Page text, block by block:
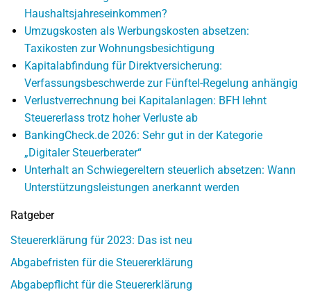
Haushaltsjahreseinkommen?
Umzugskosten als Werbungskosten absetzen:
Taxikosten zur Wohnungsbesichtigung
Kapitalabfindung für Direktversicherung:
Verfassungsbeschwerde zur Fünftel-Regelung anhängig
Verlustverrechnung bei Kapitalanlagen: BFH lehnt
Steuererlass trotz hoher Verluste ab
BankingCheck.de 2026: Sehr gut in der Kategorie
„Digitaler Steuerberater“
Unterhalt an Schwiegereltern steuerlich absetzen: Wann
Unterstützungsleistungen anerkannt werden
Ratgeber
Steuererklärung für 2023: Das ist neu
Abgabefristen für die Steuererklärung
Abgabepflicht für die Steuererklärung